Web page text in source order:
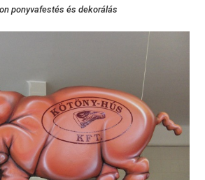
ponyvafestés és dekorálás